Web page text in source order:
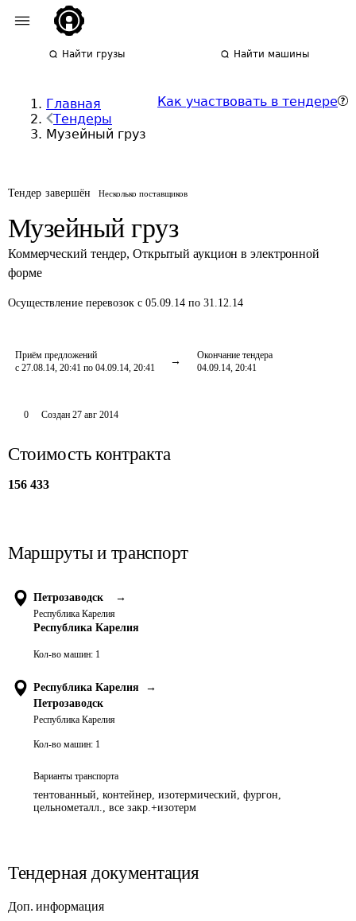
Найти грузы Найти машины
Главная
Тендеры
Музейный груз
Как участвовать в тендере
Тендер завершён Несколько поставщиков
Музейный груз
Коммерческий тендер, Открытый аукцион в электронной
форме
Осуществление перевозок с 05.09.14 по 31.12.14
Приём предложений
с 27.08.14, 20:41 по 04.09.14, 20:41
Окончание тендера
04.09.14, 20:41
0 Создан 27 авг 2014
Стоимость контракта
156 433
Маршруты и транспорт
Петрозаводск →
Республика Карелия
Республика Карелия
Кол-во машин: 1
Республика Карелия
→
Петрозаводск
Республика Карелия
Кол-во машин: 1
Варианты транспорта
тентованный, контейнер, изотермический, фургон,
цельнометалл., все закр.+изотерм
Тендерная документация
Доп. информация